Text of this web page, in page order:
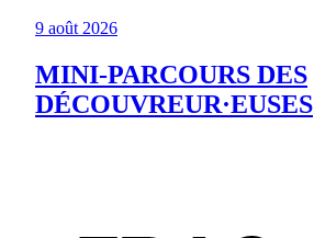
9 août 2026
MINI-PARCOURS DES
DÉCOUVREUR·EUSES